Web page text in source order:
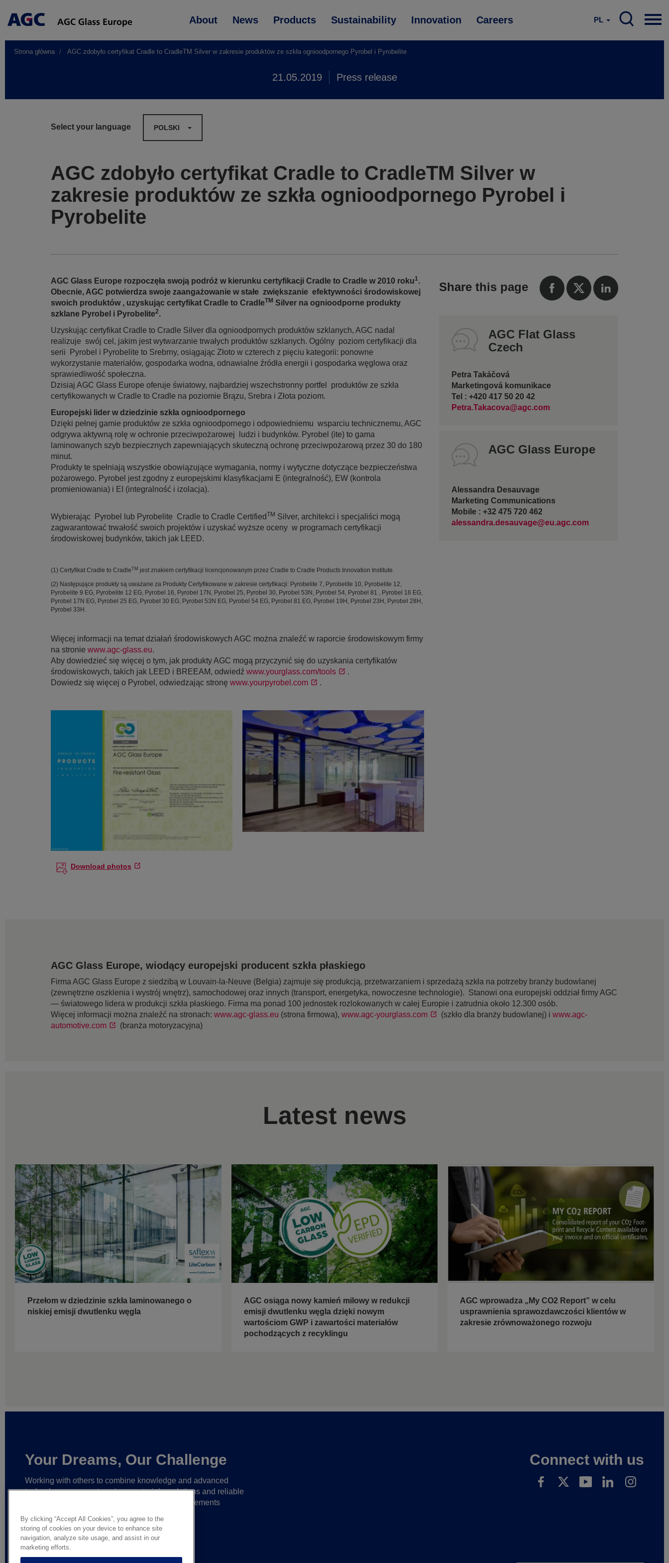
Main
About News Products Sustainability Innovation Careers PL
Strona główna AGC zdobyło certyfikat Cradle to CradleTM Silver w zakresie produktów ze szkła ognioodpornego Pyrobel i Pyrobelite
21.05.2019 Press release
Select your language POLSKI
AGC zdobyło certyfikat Cradle to CradleTM Silver w
zakresie produktów ze szkła ognioodpornego Pyrobel i
Pyrobelite
AGC Glass Europe rozpoczęła swoją podróż w kierunku certyfikacji Cradle to Cradle w 2010 roku1.
Obecnie, AGC potwierdza swoje zaangażowanie w stałe zwiększanie efektywności środowiskowej
swoich produktów , uzyskując certyfikat Cradle to CradleTM Silver na ognioodporne produkty
szklane Pyrobel i Pyrobelite2.
Uzyskując certyfikat Cradle to Cradle Silver dla ognioodpornych produktów szklanych, AGC nadal
realizuje swój cel, jakim jest wytwarzanie trwałych produktów szklanych. Ogólny poziom certyfikacji dla
serii Pyrobel i Pyrobelite to Srebrny, osiągając Złoto w czterech z pięciu kategorii: ponowne
wykorzystanie materiałów, gospodarka wodna, odnawialne źródła energii i gospodarka węglowa oraz
sprawiedliwość społeczna.
Dzisiaj AGC Glass Europe oferuje światowy, najbardziej wszechstronny portfel produktów ze szkła
certyfikowanych w Cradle to Cradle na poziomie Brązu, Srebra i Złota poziom.
Europejski lider w dziedzinie szkła ognioodpornego
Dzięki pełnej gamie produktów ze szkła ognioodpornego i odpowiedniemu wsparciu technicznemu, AGC
odgrywa aktywną rolę w ochronie przeciwpożarowej ludzi i budynków. Pyrobel (ite) to gama
laminowanych szyb bezpiecznych zapewniających skuteczną ochronę przeciwpożarową przez 30 do 180
minut.
Produkty te spełniają wszystkie obowiązujące wymagania, normy i wytyczne dotyczące bezpieczeństwa
pożarowego. Pyrobel jest zgodny z europejskimi klasyfikacjami E (integralność), EW (kontrola
promieniowania) i EI (integralność i izolacja).
Wybierając Pyrobel lub Pyrobelite Cradle to Cradle CertifiedTM Silver, architekci i specjaliści mogą
zagwarantować trwałość swoich projektów i uzyskać wyższe oceny w programach certyfikacji
środowiskowej budynków, takich jak LEED.
(1) Certyfikat Cradle to CradleTM jest znakiem certyfikacji licencjonowanym przez Cradle to Cradle Products Innovation Institute.
(2) Następujące produkty są uważane za Produkty Certyfikowane w zakresie certyfikacji: Pyrobelite 7, Pyrobelite 10, Pyrobelite 12,
Pyrobelite 9 EG, Pyrobelite 12 EG, Pyrobel 16, Pyrobel 17N, Pyrobel 25, Pyrobel 30, Pyrobel 53N, Pyrobel 54, Pyrobel 81 , Pyrobel 16 EG,
Pyrobel 17N EG, Pyrobel 25 EG, Pyrobel 30 EG, Pyrobel 53N EG, Pyrobel 54 EG, Pyrobel 81 EG, Pyrobel 19H, Pyrobel 23H, Pyrobel 28H,
Pyrobel 33H.
Więcej informacji na temat działań środowiskowych AGC można znaleźć w raporcie środowiskowym firmy
na stronie www.agc-glass.eu.
Aby dowiedzieć się więcej o tym, jak produkty AGC mogą przyczynić się do uzyskania certyfikatów
środowiskowych, takich jak LEED i BREEAM, odwiedź www.yourglass.com/tools
.
Dowiedz się więcej o Pyrobel, odwiedzając stronę www.yourpyrobel.com .
Download photos
Share this page
AGC Flat Glass
Czech
Petra Takáčová
Marketingová komunikace
Tel : +420 417 50 20 42
Petra.Takacova@agc.com
AGC Glass Europe
Alessandra Desauvage
Marketing Communications
Mobile : +32 475 720 462
alessandra.desauvage@eu.agc.com
AGC Glass Europe, wiodący europejski producent szkła płaskiego
Firma AGC Glass Europe z siedzibą w Louvain-la-Neuve (Belgia) zajmuje się produkcją, przetwarzaniem i sprzedażą szkła na potrzeby branży budowlanej
(zewnętrzne oszklenia i wystrój wnętrz), samochodowej oraz innych (transport, energetyka, nowoczesne technologie). Stanowi ona europejski oddział firmy AGC
— światowego lidera w produkcji szkła płaskiego. Firma ma ponad 100 jednostek rozlokowanych w całej Europie i zatrudnia około 12.300 osób.
Więcej informacji można znaleźć na stronach: www.agc-glass.eu (strona firmowa), www.agc-yourglass.com (szkło dla branży budowlanej) i www.agc-
automotive.com
(branża motoryzacyjna)
Latest news
Przełom w dziedzinie szkła laminowanego o
niskiej emisji dwutlenku węgla
AGC osiąga nowy kamień milowy w redukcji
emisji dwutlenku węgla dzięki nowym
wartościom GWP i zawartości materiałów
pochodzących z recyklingu
AGC wprowadza „My CO2 Report” w celu
usprawnienia sprawozdawczości klientów w
zakresie zrównoważonego rozwoju
Your Dreams, Our Challenge
Working with others to combine knowledge and advanced
technology,we create unique materials, solutions and reliable
that help make ever greater achievements
Connect with us
By clicking “Accept All Cookies”, you agree to the
storing of cookies on your device to enhance site
navigation, analyze site usage, and assist in our
marketing efforts.